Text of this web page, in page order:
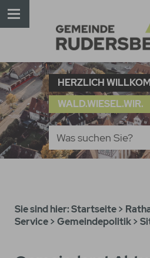
HERZLICH
WALD.WIESEL.WIR.
Sie sind hier:Startseite>
Service>Gemeindepolitik>